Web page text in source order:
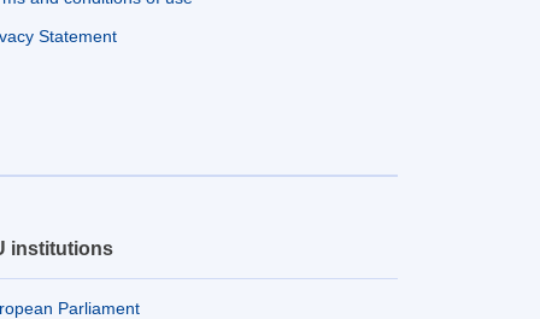
Statement
institutions
Parliament